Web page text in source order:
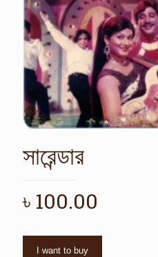
সারেন্ডার
৳ 100.00
I want to buy